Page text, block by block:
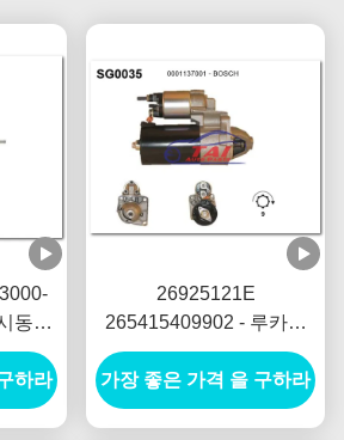
동기
모터
하라
26925121E
265415409902 - 루카스
시동기 모터 12V 1.7KW
8T MOTORES DE
ARRANQUE
가장 좋은 가격 을 구하라